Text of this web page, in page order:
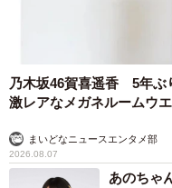
▽株式会社リクルートマ
用CX（候補者体験）に
ms.co.jp/news/
乃木坂46賀喜遥香 5年
激レアなメガネルームウ
まいどなニュースエンタメ部
2026.08.07
あのちゃ